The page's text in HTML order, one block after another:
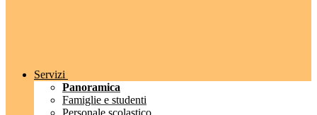
Servizi
Panoramica
Famiglie e studenti